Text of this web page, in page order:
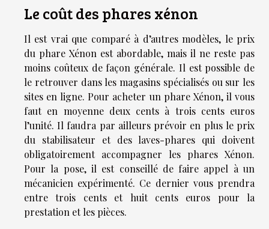
Le coût des phares xénon
Il est vrai que comparé à d’autres modèles, le prix
du phare Xénon est abordable, mais il ne reste pas
moins coûteux de façon générale. Il est possible de
le retrouver dans les magasins spécialisés ou sur les
sites en ligne. Pour acheter un phare Xénon, il vous
faut en moyenne deux cents à trois cents euros
l’unité. Il faudra par ailleurs prévoir en plus le prix
du stabilisateur et des laves-phares qui doivent
obligatoirement accompagner les phares Xénon.
Pour la pose, il est conseillé de faire appel à un
mécanicien expérimenté. Ce dernier vous prendra
entre trois cents et huit cents euros pour la
prestation et les pièces.